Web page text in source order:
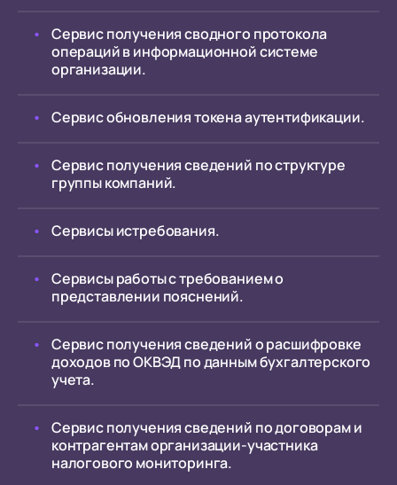
Сервис получения сводного протокола
операций в информационной системе
организации.
Сервис обновления токена аутентификации.
Сервис получения сведений по структуре
группы компаний.
Сервисы истребования.
Сервисы работы с требованием о
представлении пояснений.
Сервис получения сведений о расшифровке
доходов по ОКВЭД по данным бухгалтерского
учета.
Сервис получения сведений по договорам и
контрагентам организации-участника
налогового мониторинга.